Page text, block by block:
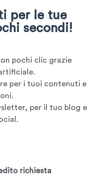
per le tue
secondi!
pochi clic grazie
per i tuoi contenuti e
per il tuo blog e
richiesta